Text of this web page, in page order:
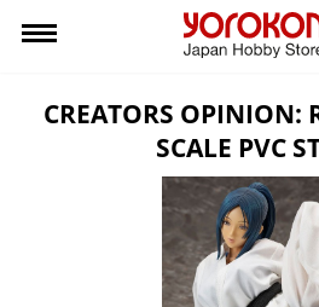
CREATORS OPINION:
SCALE PVC